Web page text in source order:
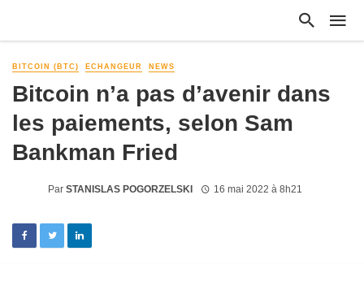
BITCOIN (BTC) ECHANGEUR NEWS
Bitcoin n’a pas d’avenir dans
les paiements, selon Sam
Bankman Fried
Par STANISLAS POGORZELSKI 16 mai 2022 à 8h21